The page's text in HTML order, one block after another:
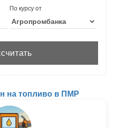
По курсу от
на топливо в ПМР